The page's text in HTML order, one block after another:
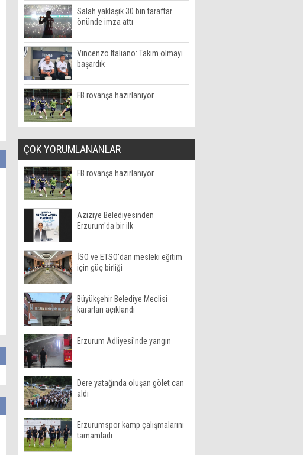
Salah yaklaşık 30 bin taraftar
önünde imza attı
Vincenzo Italiano: Takım olmayı
başardık
FB rövanşa hazırlanıyor
ÇOK YORUMLANANLAR
FB rövanşa hazırlanıyor
Aziziye Belediyesinden
Erzurum'da bir ilk
İSO ve ETSO'dan mesleki eğitim
için güç birliği
Büyükşehir Belediye Meclisi
kararları açıklandı
Erzurum Adliyesi'nde yangın
Dere yatağında oluşan gölet can
aldı
Erzurumspor kamp çalışmalarını
tamamladı